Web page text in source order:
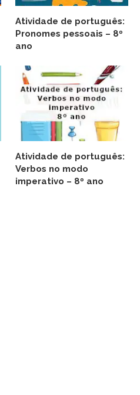
Atividade de português:
Pronomes pessoais – 8º
ano
Atividade de português:
Verbos no modo
imperativo – 8º ano